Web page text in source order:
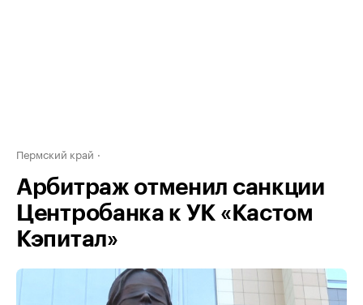
Пермский край
Арбитраж отменил санкции
Центробанка к УК «Кастом
Кэпитал»